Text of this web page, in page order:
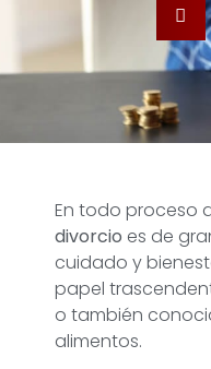
En todo proceso
divorcio es de
cuidado y
papel
o también
alimentos.